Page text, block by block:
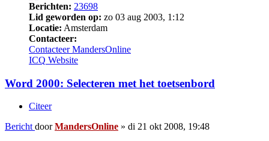
Berichten: 23698
Lid geworden op: zo 03 aug 2003, 1:12
Locatie: Amsterdam
Contacteer:
Contacteer MandersOnline
ICQ Website
Word 2000: Selecteren met het toetsenbord
Citeer
Bericht doorMandersOnline » di 21 okt 2008, 19:48